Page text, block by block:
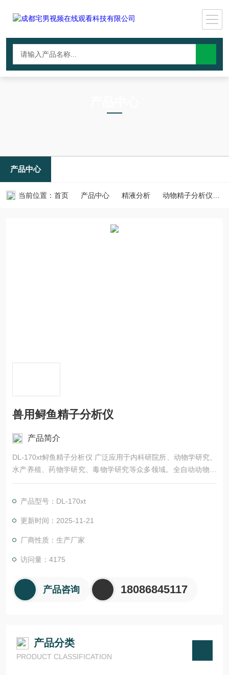
产品中心
当前位置： 首页 产品中心 精液分析 动物精子分析仪
兽用鲟鱼精子分析仪
产品简介
DL-170xt鲟鱼精子分析仪 广泛应用于内科研院所、动物学研究、
水产养殖、药物学研究、毒物学研究等众多领域。全自动动物精
子分析系统具有速度快、量化性好，准确性高，检测参数指标丰
有操作简单，污染小，智能化程度高等点。同时改变软件设置也
适用于公牛、公猪、绵羊、山羊、犬、大鼠、小鼠、鸡、鱼及各
产品型号：DL-170xt
更新时间：2025-11-21
厂商性质：生产厂家
访问量：4175
产品咨询 18086845117
产品分类
PRODUCT CLASSIFICATION